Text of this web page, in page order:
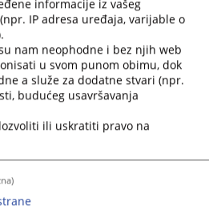
informacije iz vašeg
IP adresa uređaja, varijable o
nam neophodne i bez njih web
u svom punom obimu, dok
a služe za dodatne stvari (npr.
budućeg usavršavanja
ili uskratiti pravo na